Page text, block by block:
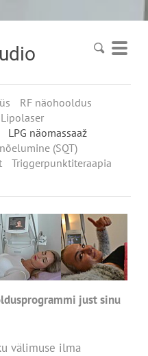
RF näohooldus
Lipolaser
LPG näomassaaž
(SQT)
Triggerpunktiteraapia
just sinu
välimuse ilma